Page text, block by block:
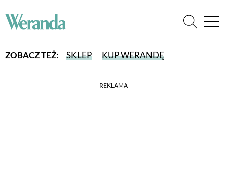
ZOBACZ TEŻ: SKLEP KUP WERANDĘ
REKLAMA